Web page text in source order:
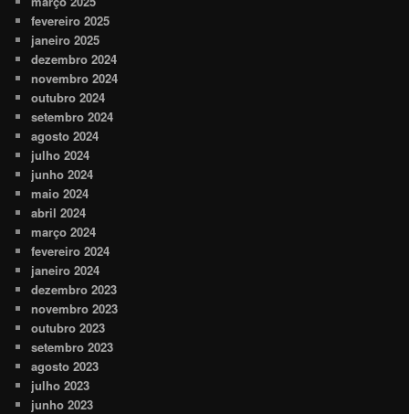
fevereiro 2025
janeiro 2025
dezembro 2024
novembro 2024
outubro 2024
setembro 2024
agosto 2024
julho 2024
junho 2024
maio 2024
abril 2024
março 2024
fevereiro 2024
janeiro 2024
dezembro 2023
novembro 2023
outubro 2023
setembro 2023
agosto 2023
julho 2023
junho 2023